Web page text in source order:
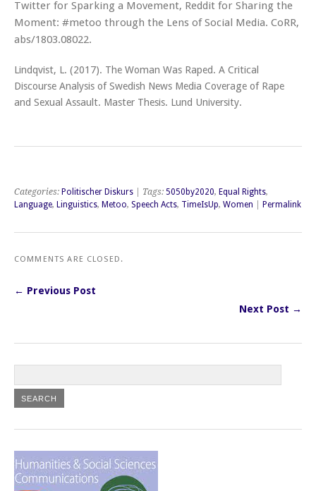
Twitter for Sparking a Movement, Reddit for Sharing the
Moment: #metoo through the Lens of Social Media. CoRR,
abs/1803.08022.
Lindqvist, L. (2017). The Woman Was Raped. A Critical
Discourse Analysis of Swedish News Media Coverage of Rape
and Sexual Assault. Master Thesis. Lund University.
Categories: Politischer Diskurs | Tags: 5050by2020, Equal Rights,
Language, Linguistics, Metoo, Speech Acts, TimeIsUp, Women Permalink
COMMENTS ARE CLOSED.
← Previous Post
Next Post →